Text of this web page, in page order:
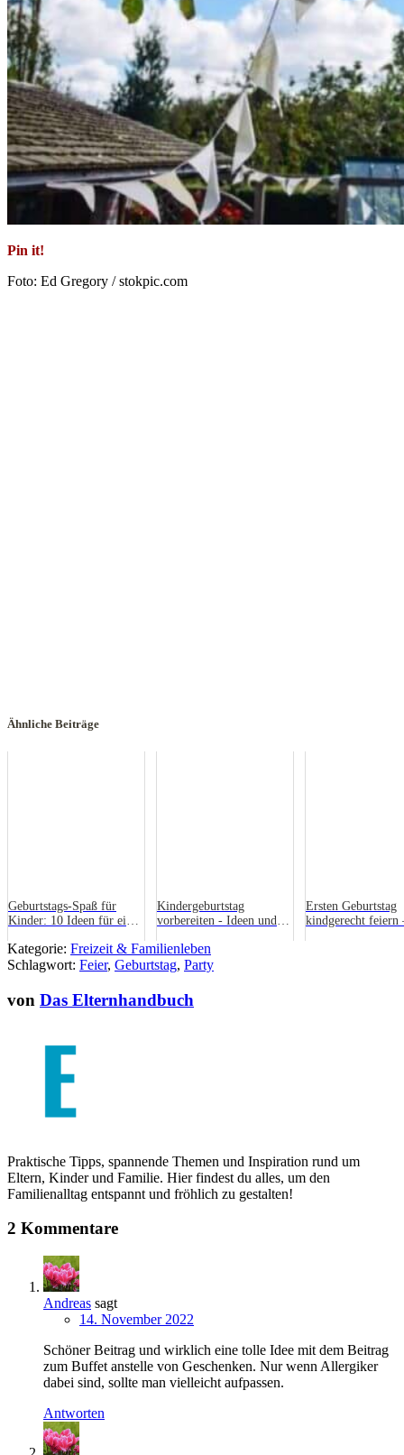
Pin it!
Foto: Ed Gregory / stokpic.com
Ähnliche Beiträge
Geburtstags-Spaß für
Kinder: 10 Ideen für einen
Kindergeburtstag
vorbereiten - Ideen und
Ersten Geburtstag
kindgerecht feiern
Kategorie: Freizeit & Familienleben
Schlagwort: Feier, Geburtstag, Party
von Das Elternhandbuch
Praktische Tipps, spannende Themen und Inspiration rund um
Eltern, Kinder und Familie. Hier findest du alles, um den
Familienalltag entspannt und fröhlich zu gestalten!
2 Kommentare
Andreas sagt
14. November 2022
Schöner Beitrag und wirklich eine tolle Idee mit dem Beitrag
zum Buffet anstelle von Geschenken. Nur wenn Allergiker
dabei sind, sollte man vielleicht aufpassen.
Antworten